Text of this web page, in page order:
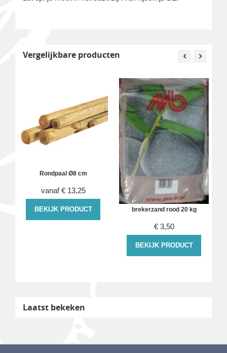
Vergelijkbare producten
Rondpaal Ø8 cm
vanaf € 13,25
BEKIJK PRODUCT brekerzand rood 20 kg
€ 3,50
BEKIJK PRODUCT
Laatst bekeken